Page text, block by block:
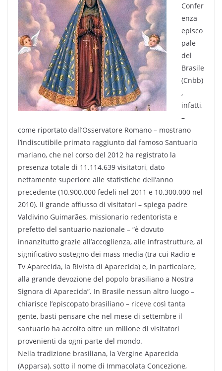
Confer
enza
episco
pale
del
Brasile
(Cnbb)
,
infatti,
–
come riportato dall’Osservatore Romano – mostrano
l’indiscutibile primato raggiunto dal famoso Santuario
mariano, che nel corso del 2012 ha registrato la
presenza totale di 11.114.639 visitatori, dato
nettamente superiore alle statistiche dell’anno
precedente (10.900.000 fedeli nel 2011 e 10.300.000 nel
2010). Il grande afflusso di visitatori – spiega padre
Valdivino Guimarães, missionario redentorista e
prefetto del santuario nazionale – “è dovuto
innanzitutto grazie all’accoglienza, alle infrastrutture, al
significativo sostegno dei mass media (tra cui Radio e
Tv Aparecida, la Rivista di Aparecida) e, in particolare,
alla grande devozione del popolo brasiliano a Nostra
Signora di Aparecida”. In Brasile nessun altro luogo –
chiarisce l’episcopato brasiliano – riceve così tanta
gente, basti pensare che nel mese di settembre il
santuario ha accolto oltre un milione di visitatori
provenienti da ogni parte del mondo.
Nella tradizione brasiliana, la Vergine Aparecida
(Apparsa), sotto il nome di Immacolata Concezione,